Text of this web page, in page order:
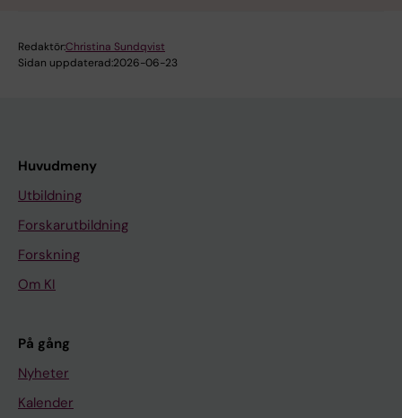
Redaktör:Christina Sundqvist
Sidan uppdaterad:2026-06-23
Huvudmeny
Utbildning
Forskarutbildning
Forskning
Om KI
På gång
Nyheter
Kalender